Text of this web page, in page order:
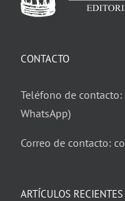
CONTACTO
Teléfono de
WhatsApp)
Correo de contacto:
ARTÍCULOS RECIENTES